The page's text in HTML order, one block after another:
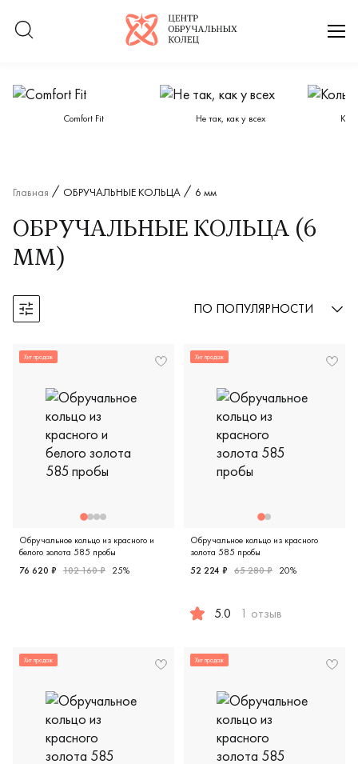
Логотип компании
Категории каталога
Сomfort Fit Не так, как у всех
Главная ОБРУЧАЛЬНЫЕ КОЛЬЦА 6 мм
ОБРУЧАЛЬНЫЕ КОЛЬЦА (6
ММ)
Открыть фильтры ПО ПОПУЛЯРНОСТИ
Хит продаж
Обручальное кольцо из красного и
белого золота 585 пробы
Женские, мужские, парные, красное и белое золото 585
76 620 ₽ 102 160 ₽ 25%
Хит продаж
Обручальное кольцо из красного
золота 585 пробы
52 224 ₽ 65 280 ₽ 20%
5.0 1 отзыв
Хит продаж Хит продаж